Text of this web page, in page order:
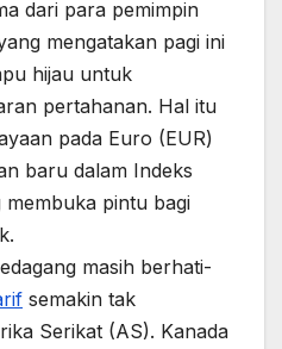
dari para pemimpin
mengatakan pagi ini
hijau untuk
pertahanan. Hal itu
pada Euro (EUR)
baru dalam Indeks
membuka pintu bagi
masih berhati-
semakin tak
Serikat (AS). Kanada